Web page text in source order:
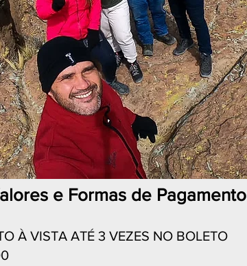
e Formas de Pagamento
À VISTA ATÉ 3 VEZES NO BOLETO